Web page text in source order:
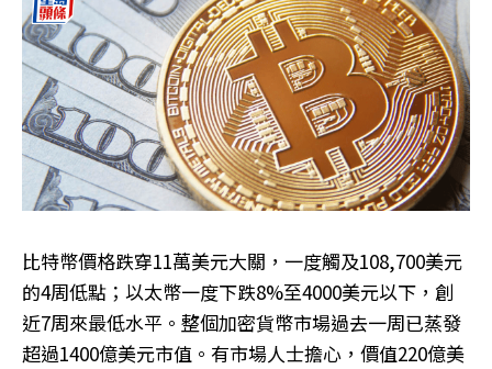
比特幣價格跌穿11萬美元大關，一度觸及108,700美元
的4周低點；以太幣一度下跌8%至4000美元以下，創
近7周來最低水平。整個加密貨幣市場過去一周已蒸發
超過1400億美元市值。有市場人士擔心，價值220億美